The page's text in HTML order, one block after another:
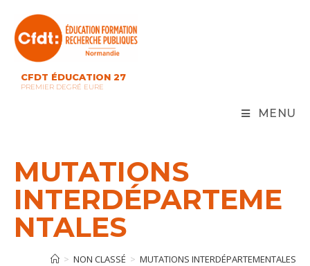
content
CFDT ÉDUCATION 27
PREMIER DEGRÉ EURE
MENU
MUTATIONS
INTERDÉPARTEME
NTALES
> NON CLASSÉ > MUTATIONS INTERDÉPARTEMENTALES